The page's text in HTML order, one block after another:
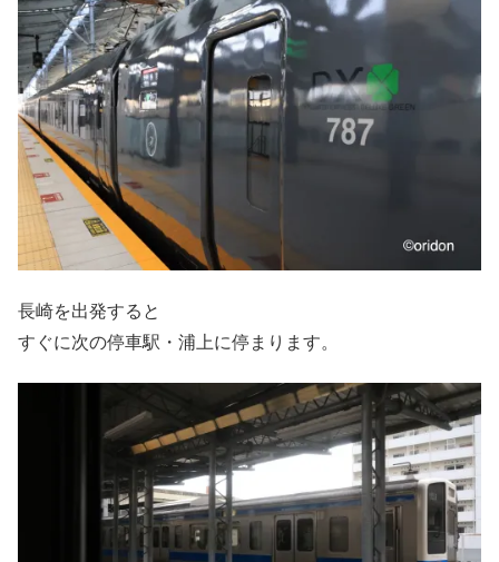
長崎を出発すると
すぐに次の停車駅・浦上に停まります。